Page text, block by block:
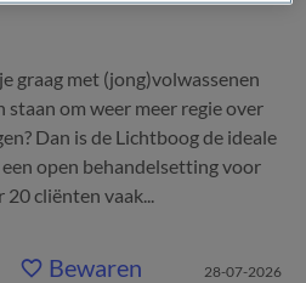
graag met (jong)volwassenen
om weer meer regie over
Dan is de Lichtboog de ideale
open behandelsetting voor
cliënten vaak...
Bewaren 28-07-2026